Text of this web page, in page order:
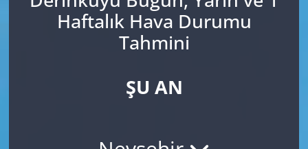
Haftalık Hava Durumu
Tahmini
ŞU AN
ÇEVRE
Süper Lig Puan Durumu ve Fikstür
Tüm Manşetler